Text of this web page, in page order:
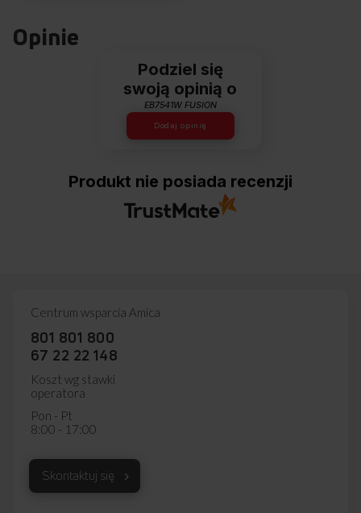
Opinie
Podziel się
swoją opinią o
EB7541W FUSION
Dodaj opinię
Produkt nie posiada recenzji
Centrum wsparcia Amica
801 801 800
67 22 22 148
Koszt wg stawki
operatora
Pon - Pt
8:00 - 17:00
Skontaktuj się